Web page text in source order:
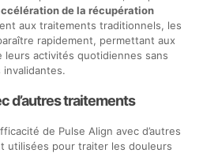
de la récupération
aux traitements traditionnels, les
rapidement, permettant aux
leurs activités quotidiennes sans
d’autres traitements
de Pulse Align avec d’autres
utilisées pour traiter les douleurs